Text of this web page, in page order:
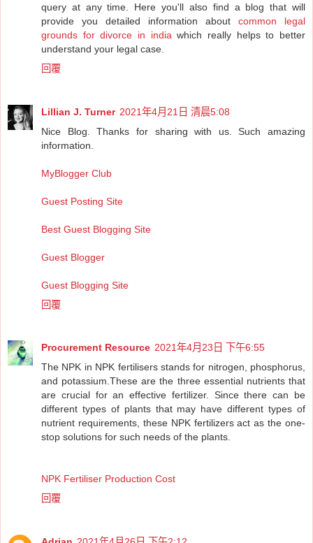
query at any time. Here you'll also find a blog that will
provide you detailed information about common legal
grounds for divorce in india which really helps to better
understand your legal case.
回覆
Lillian J. Turner 2021年4月21日 清晨5:08
Nice Blog. Thanks for sharing with us. Such amazing
information.
MyBlogger Club
Guest Posting Site
Best Guest Blogging Site
Guest Blogger
Guest Blogging Site
回覆
Procurement Resource 2021年4月23日 下午6:55
The NPK in NPK fertilisers stands for nitrogen, phosphorus,
and potassium.These are the three essential nutrients that
are crucial for an effective fertilizer. Since there can be
different types of plants that may have different types of
nutrient requirements, these NPK fertilizers act as the one-
stop solutions for such needs of the plants.
NPK Fertiliser Production Cost
回覆